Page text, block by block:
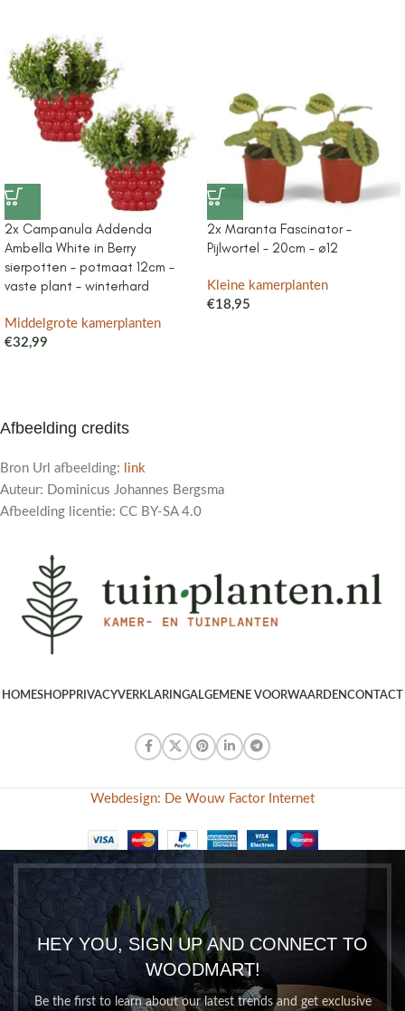
2x Campanula Addenda
Ambella White in Berry
sierpotten – potmaat 12cm –
vaste plant – winterhard
Middelgrote kamerplanten
€32,99
2x Maranta Fascinator –
Pijlwortel – 20cm – ø12
Kleine kamerplanten
€18,95
Afbeelding credits
Bron Url afbeelding:
link
Auteur: Dominicus Johannes Bergsma
Afbeelding licentie: CC BY-SA 4.0
HOMESHOPPRIVACYVERKLARINGALGEMENE VOORWAARDENCONTACT
Webdesign: De Wouw Factor Internet
HEY YOU, SIGN UP AND CONNECT TO
WOODMART!
Be the first to learn about our latest trends and get exclusive